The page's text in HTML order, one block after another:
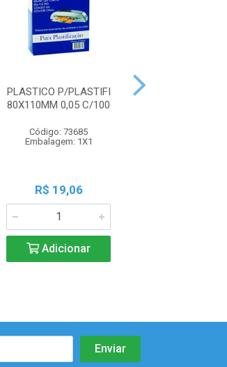
PLASTICO P/PLASTIFI
80X110MM 0,05 C/100
Código: 73685
Embalagem: 1X1
R$ 19,06
Adicionar